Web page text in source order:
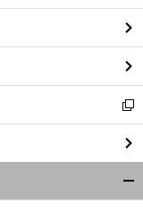
ン
ド
ウ
で
開
く
新
し
い
ウ
ィ
ン